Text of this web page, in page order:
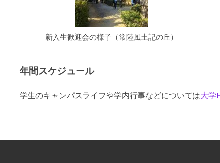
新入生歓迎会の様子（常陸風土記の丘）
年間スケジュール
学生のキャンパスライフや学内行事などについては大学